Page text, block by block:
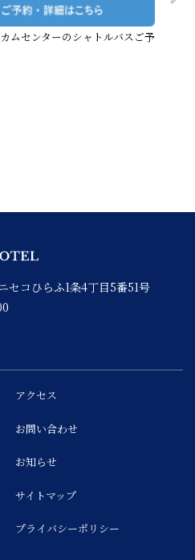
ムセンターのシャトルバスご予
コひらふ1条4丁目5番51号
アクセス
お問い合わせ
お知らせ
サイトマップ
プライバシーポリシー